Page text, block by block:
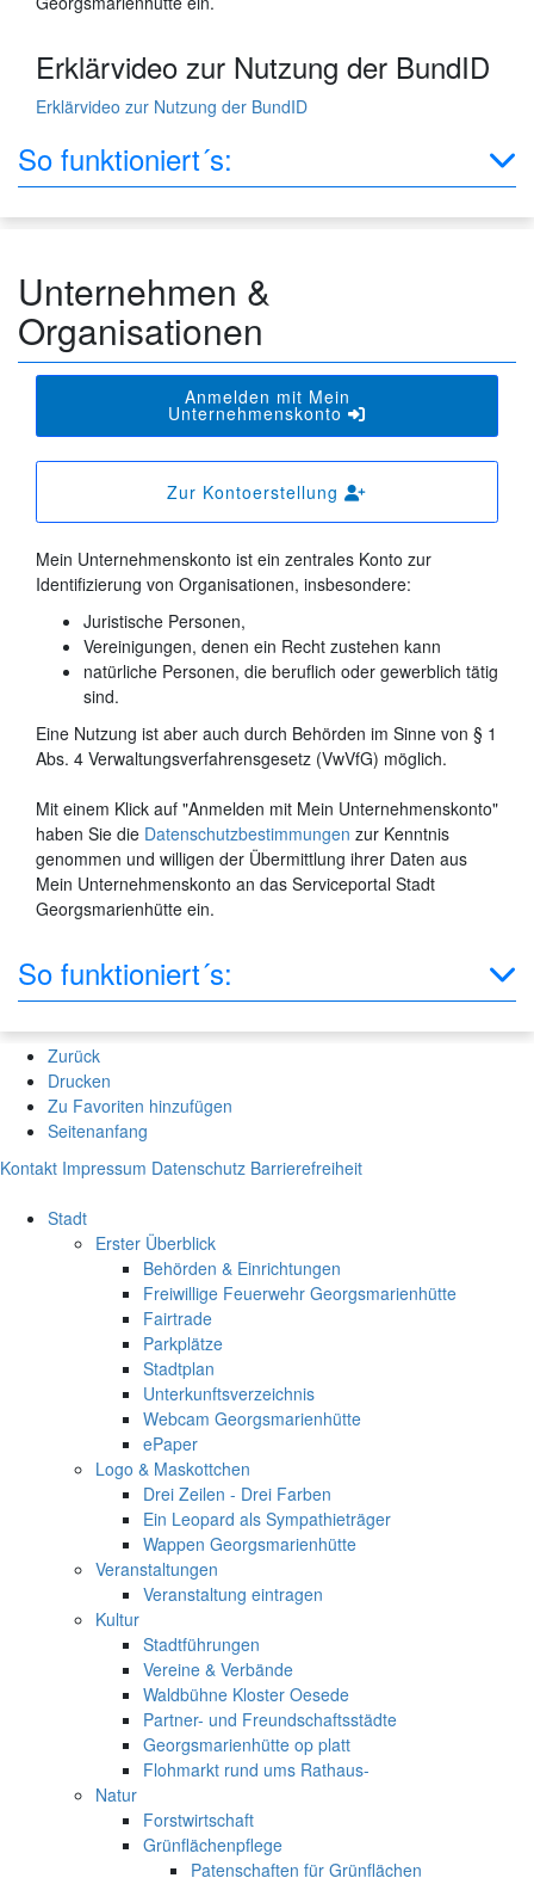
Erklärvideo zur Nutzung der BundID
Erklärvideo zur Nutzung der BundID
So funktioniert´s:
Unternehmen &
Organisationen
Anmelden mit Mein
Unternehmenskonto
Zur Kontoerstellung
Mein Unternehmenskonto ist ein zentrales Konto zur
Identifizierung von Organisationen, insbesondere:
Juristische Personen,
Vereinigungen, denen ein Recht zustehen kann
natürliche Personen, die beruflich oder gewerblich tätig
sind.
Eine Nutzung ist aber auch durch Behörden im Sinne von § 1
Abs. 4 Verwaltungsverfahrensgesetz (VwVfG) möglich.
Mit einem Klick auf "Anmelden mit Mein Unternehmenskonto"
haben Sie die Datenschutzbestimmungen zur Kenntnis
genommen und willigen der Übermittlung ihrer Daten aus
Mein Unternehmenskonto an das Serviceportal Stadt
Georgsmarienhütte ein.
So funktioniert´s:
Zurück
Drucken
Zu Favoriten hinzufügen
Seitenanfang
Kontakt Impressum Datenschutz Barrierefreiheit
Stadt
Erster Überblick
Behörden & Einrichtungen
Freiwillige Feuerwehr Georgsmarienhütte
Fairtrade
Parkplätze
Stadtplan
Unterkunftsverzeichnis
Webcam Georgsmarienhütte
ePaper
Logo & Maskottchen
Drei Zeilen - Drei Farben
Ein Leopard als Sympathieträger
Wappen Georgsmarienhütte
Veranstaltungen
Veranstaltung eintragen
Kultur
Stadtführungen
Vereine & Verbände
Waldbühne Kloster Oesede
Partner- und Freundschaftsstädte
Georgsmarienhütte op platt
Flohmarkt rund ums Rathaus-
Natur
Forstwirtschaft
Grünflächenpflege
Patenschaften für Grünflächen